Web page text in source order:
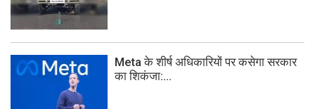
Meta के शीर्ष अधिकारियों पर कसेगा सरकार
का शिकंजा:...